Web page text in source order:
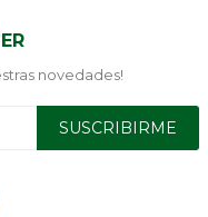
novedades!
SUSCRIBIRME